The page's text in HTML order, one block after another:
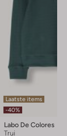
Laatste items
-40%
Labo De Colores
Trui